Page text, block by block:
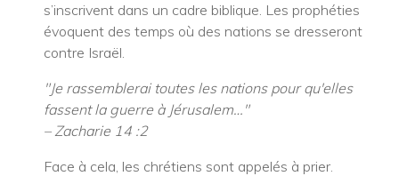
s’inscrivent dans un cadre biblique. Les prophéties
évoquent des temps où des nations se dresseront
contre Israël.
"Je rassemblerai toutes les nations pour qu'elles
fassent la guerre à Jérusalem…"
– Zacharie 14 :2
Face à cela, les chrétiens sont appelés à prier.